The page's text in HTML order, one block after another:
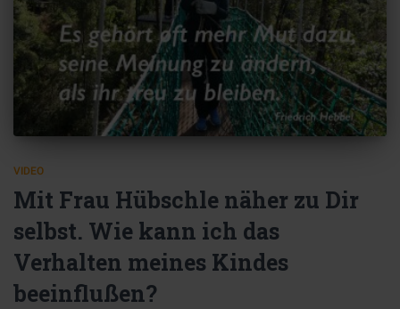
VIDEO
Mit Frau Hübschle näher zu Dir
selbst. Wie kann ich das
Verhalten meines Kindes
beeinflußen?